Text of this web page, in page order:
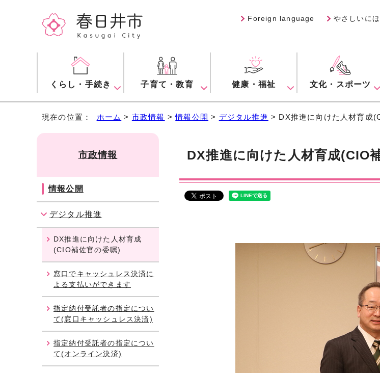
Foreign language やさしいに
くらし・手続き 子育て・教育 健康・福祉 文化・スポーツ
現在の位置： ホーム > 市政情報 >情報公開 > デジタル推進 > DX推進に向けた人材育成
DX推進に向けた人材育成(CIO
市政情報
情報公開
デジタル推進
DX推進に向けた人材育成
(CIO補佐官の委嘱)
窓口でキャッシュレス決済に
よる支払いができます
指定納付受託者の指定につい
て(窓口キャッシュレス決済)
指定納付受託者の指定につい
て(オンライン決済)